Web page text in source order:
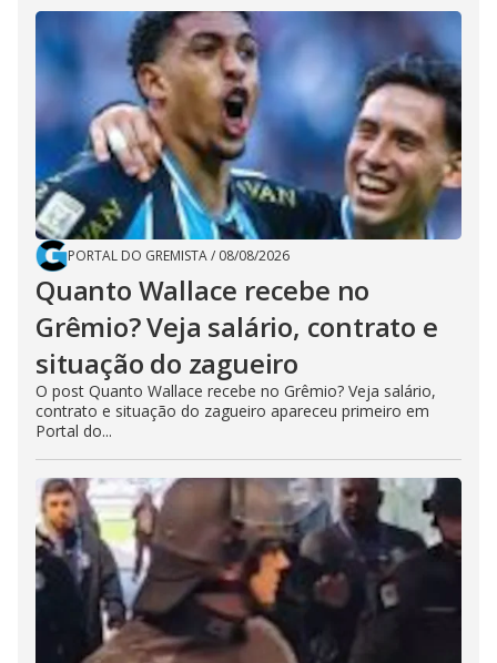
PORTAL DO GREMISTA/ 08/08/2026
Quanto Wallace recebe no
Grêmio? Veja salário, contrato e
situação do zagueiro
O post Quanto Wallace recebe no Grêmio? Veja salário,
contrato e situação do zagueiro apareceu primeiro em
Portal do...